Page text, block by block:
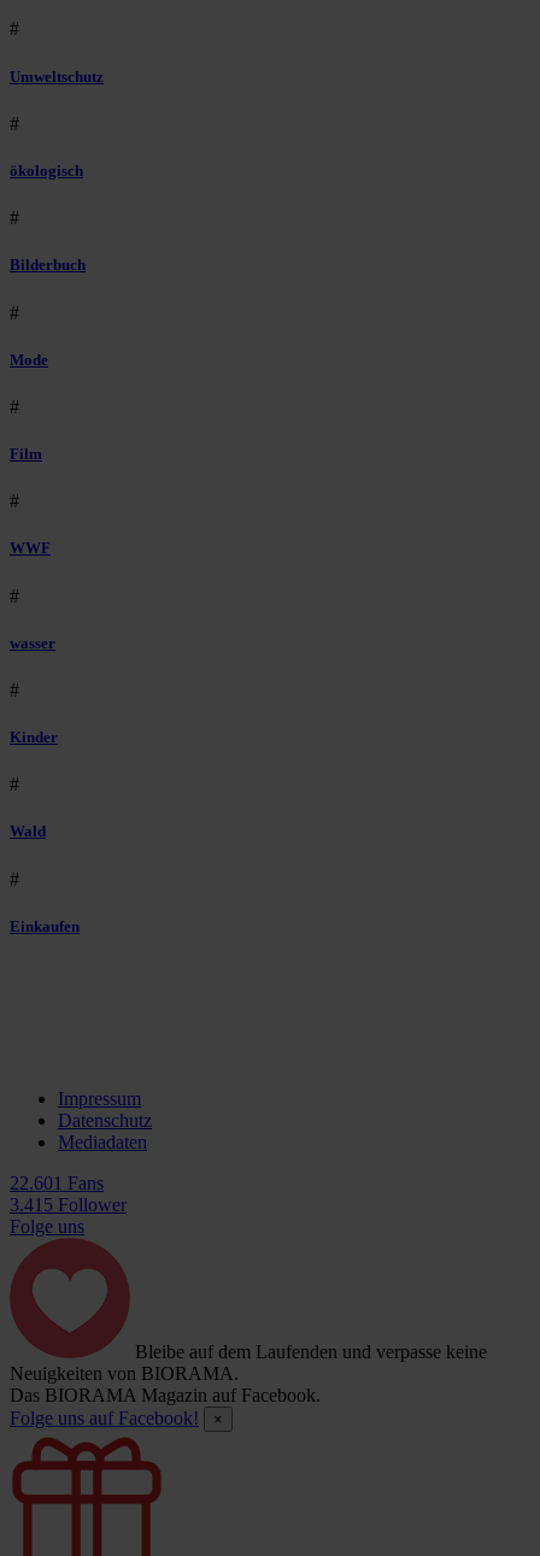
#
Umweltschutz
#
ökologisch
#
Bilderbuch
#
Mode
#
Film
#
WWF
#
wasser
#
Kinder
#
Wald
#
Einkaufen
Impressum
Datenschutz
Mediadaten
22.601 Fans
3.415 Follower
Folge uns
Bleibe auf dem Laufenden und verpasse keine
Neuigkeiten von BIORAMA.
Das BIORAMA Magazin auf Facebook.
Folge uns auf Facebook!
×